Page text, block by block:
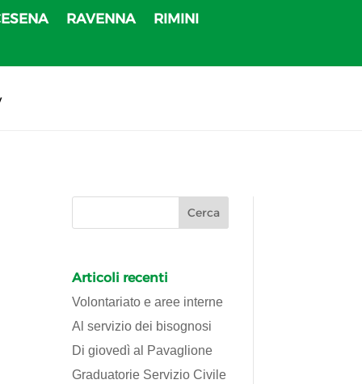
RAVENNA RIMINI
Articoli recenti
Volontariato e aree interne
Al servizio dei bisognosi
Di giovedì al Pavaglione
Graduatorie Servizio Civile